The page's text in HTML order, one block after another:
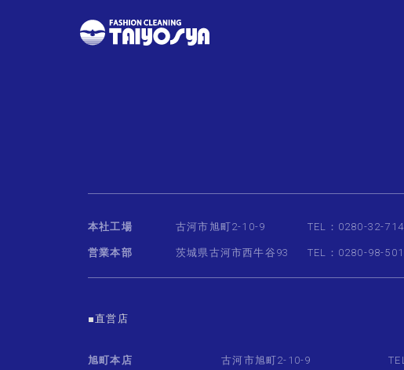
本社工場 古河市旭町2-10-9 TEL：0280-32-
営業本部 茨城県古河市西牛谷93 TEL：0280-98-
■直営店
旭町本店 古河市旭町2-10-9